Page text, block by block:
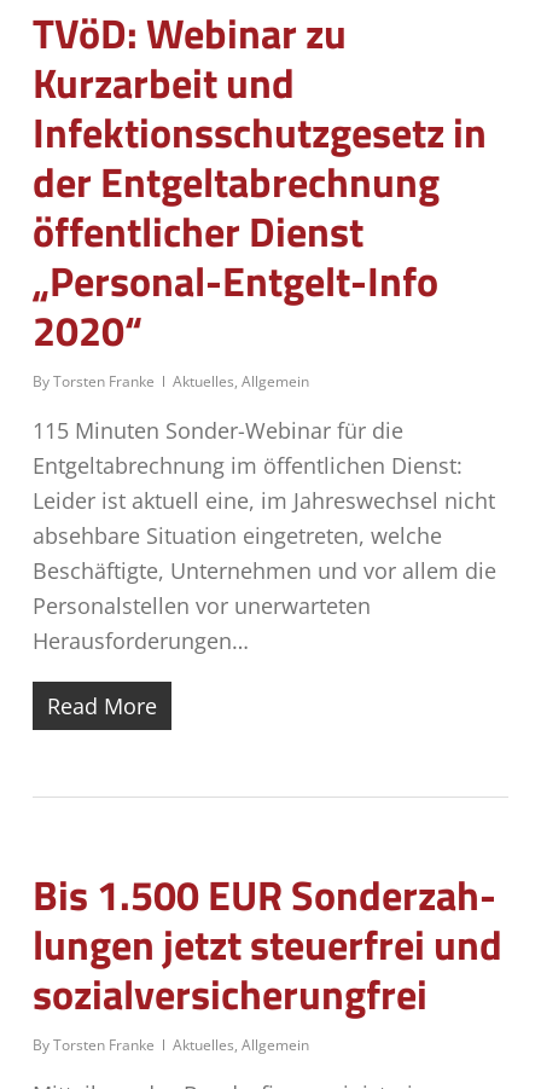
TVöD: Webinar zu
Kurzarbeit und
Infektionsschutzgesetz in
der Entgeltabrechnung
öffentlicher Dienst
„Personal-Entgelt-Info
2020“
ByTorsten Franke Aktuelles, Allgemein
115 Minuten Sonder-Webinar für die
Entgeltabrechnung im öffentlichen Dienst:
Leider ist aktuell eine, im Jahreswechsel nicht
absehbare Situation eingetreten, welche
Beschäftigte, Unternehmen und vor allem die
Personalstellen vor unerwarteten
Herausforderungen…
Read More
Bis 1.500 EUR Son­der­zah­
lun­gen jetzt steu­er­frei und
sozialversicherungfrei
ByTorsten Franke Aktuelles, Allgemein